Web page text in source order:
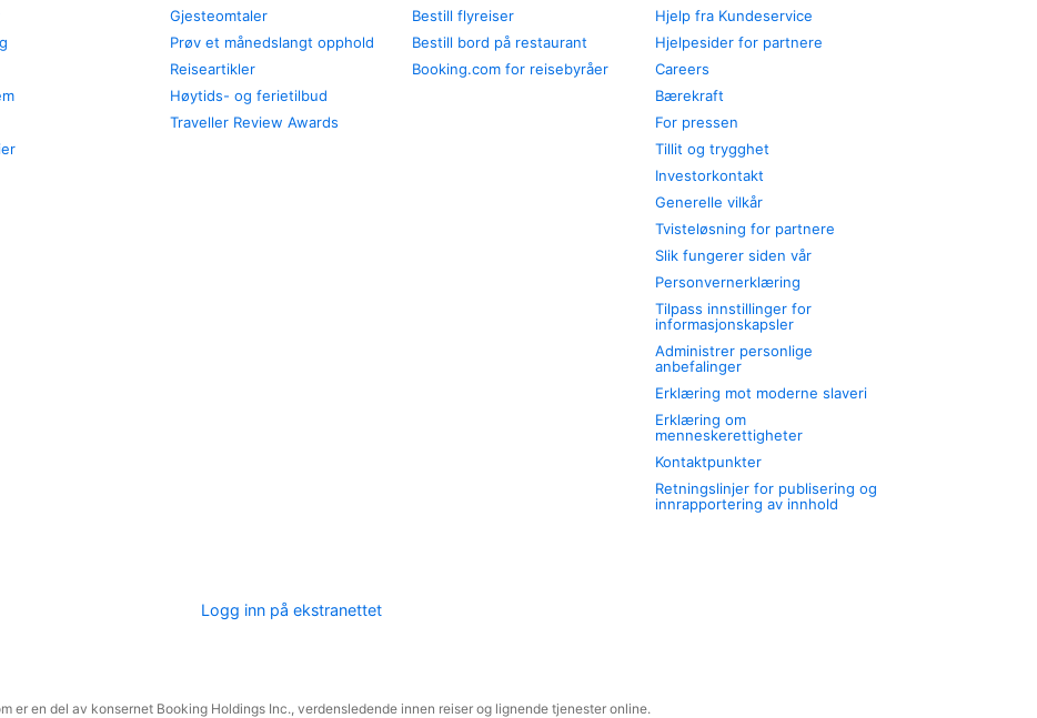
Gjesteomtaler
Prøv et månedslangt opphold
Reiseartikler
Høytids- og ferietilbud
Traveller Review Awards
Bestill flyreiser
Bestill bord på restaurant
Booking.com for reisebyråer
Hjelp fra Kundeservice
Hjelpesider for partnere
Careers
Bærekraft
For pressen
Tillit og trygghet
Investorkontakt
Generelle vilkår
Tvisteløsning for partnere
Slik fungerer siden vår
Personvernerklæring
Tilpass innstillinger for
informasjonskapsler
Administrer personlige
anbefalinger
Erklæring mot moderne slaveri
Erklæring om
menneskerettigheter
Kontaktpunkter
Retningslinjer for publisering og
innrapportering av innhold
Logg inn på ekstranettet
er en del av konsernet Booking Holdings Inc., verdensledende innen reiser og lignende tjenester online.